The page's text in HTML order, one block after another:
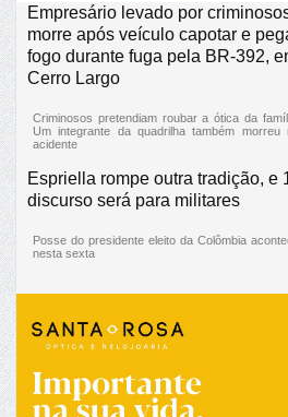
Empresário levado por
morre após veículo capotar e
fogo durante fuga pela BR-392,
Cerro Largo
Criminosos pretendiam roubar a ótica da
Um integrante da quadrilha também morreu
acidente
Espriella rompe outra tradição, e
discurso será para militares
Posse do presidente eleito da Colômbia
nesta sexta